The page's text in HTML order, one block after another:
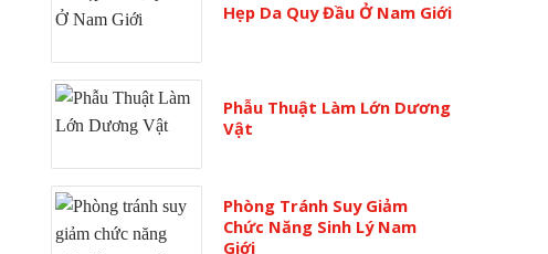
Hẹp Da Quy Đầu Ở Nam Giới
Phẫu Thuật Làm Lớn Dương
Vật
Phòng Tránh Suy Giảm
Chức Năng Sinh Lý Nam
Giới